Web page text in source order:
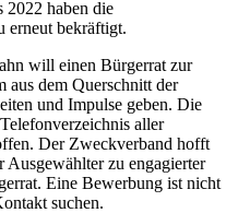
2022 haben die
erneut bekräftigt.
will einen Bürgerrat zur
aus dem Querschnitt der
und Impulse geben. Die
aller
Der Zweckverband hofft
zu engagierter
Eine Bewerbung ist nicht
suchen.